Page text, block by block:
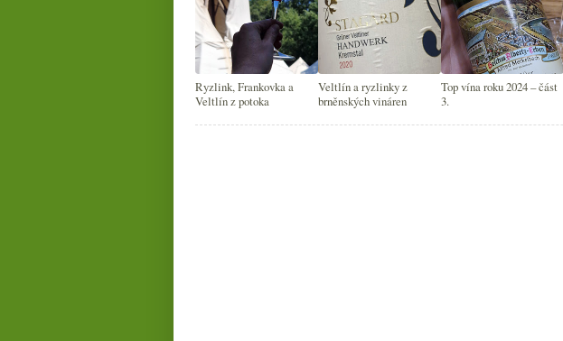
Ryzlink, Frankovka a
Veltlín z potoka
Veltlín a ryzlinky z
brněnských vináren
Top vína roku 2024 – část
3.